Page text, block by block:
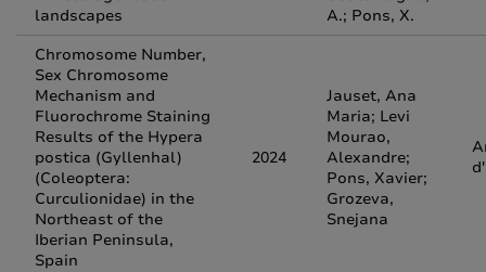
landscapes
A.; Pons, X.
Chromosome Number,
Sex Chromosome
Mechanism and
Fluorochrome Staining
Results of the Hypera
postica (Gyllenhal)
(Coleoptera:
Curculionidae) in the
Northeast of the
Iberian Peninsula,
Spain
2024
Jauset, Ana
Maria; Levi
Mourao,
Alexandre;
Pons, Xavier;
Grozeva,
Snejana